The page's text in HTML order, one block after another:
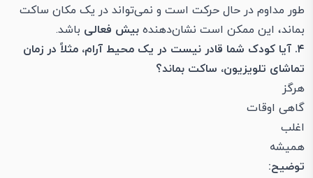
طور مداوم در حال حرکت است و نمی‌تواند در یک مکان ساکت
بماند، این ممکن است نشان‌دهنده بیش فعالی باشد.
۴. آیا کودک شما قادر نیست در یک محیط آرام، مثلاً در زمان
تماشای تلویزیون، ساکت بماند؟
هرگز
گاهی اوقات
اغلب
همیشه
توضیح: